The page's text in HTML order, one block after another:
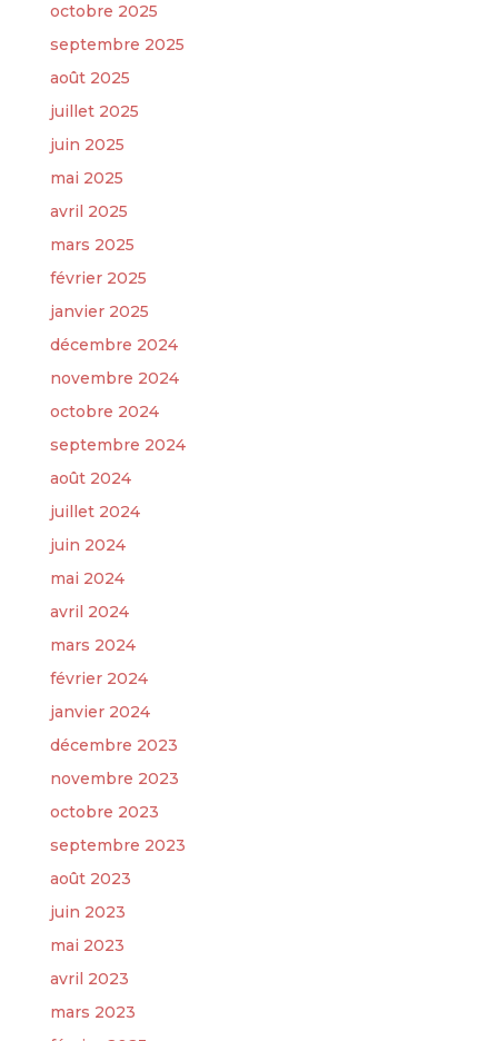
octobre 2025
septembre 2025
août 2025
juillet 2025
juin 2025
mai 2025
avril 2025
mars 2025
février 2025
janvier 2025
décembre 2024
novembre 2024
octobre 2024
septembre 2024
août 2024
juillet 2024
juin 2024
mai 2024
avril 2024
mars 2024
février 2024
janvier 2024
décembre 2023
novembre 2023
octobre 2023
septembre 2023
août 2023
juin 2023
mai 2023
avril 2023
mars 2023